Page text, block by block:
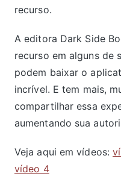
recurso.
A editora Dark Side
recurso em alguns de
podem baixar o
incrível. E tem mais,
compartilhar essa
aumentando sua
Veja aqui em vídeos:
vídeo 4